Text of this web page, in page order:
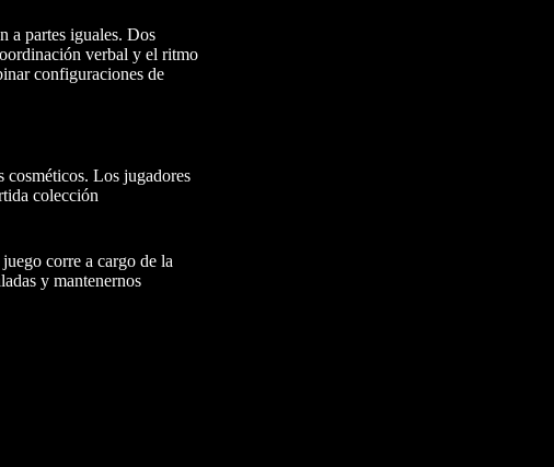
a partes iguales. Dos
verbal y el ritmo
configuraciones de
cosméticos. Los jugadores
colección
corre a cargo de la
y mantenernos